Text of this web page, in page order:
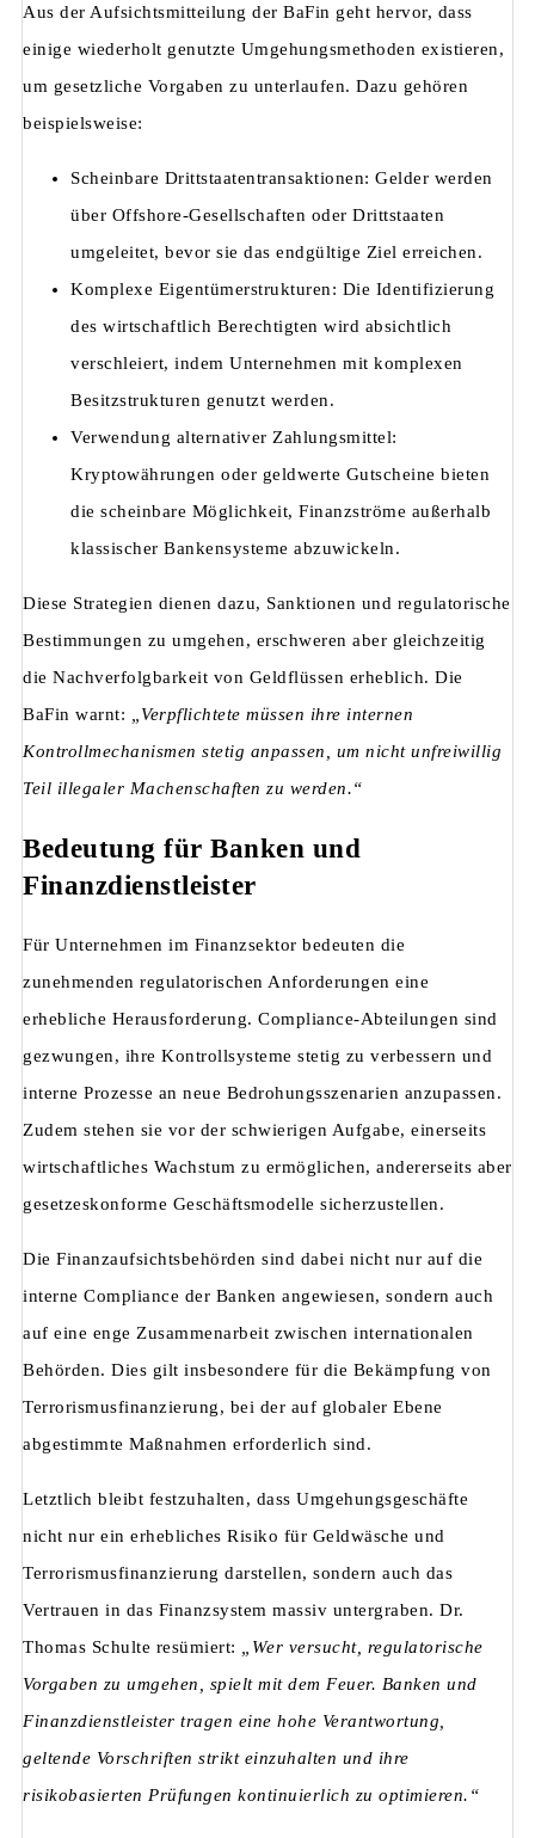
Aus der Aufsichtsmitteilung der BaFin geht hervor, dass
einige wiederholt genutzte Umgehungsmethoden existieren,
um gesetzliche Vorgaben zu unterlaufen. Dazu gehören
beispielsweise:
Scheinbare Drittstaatentransaktionen: Gelder werden
über Offshore-Gesellschaften oder Drittstaaten
umgeleitet, bevor sie das endgültige Ziel erreichen.
Komplexe Eigentümerstrukturen: Die Identifizierung
des wirtschaftlich Berechtigten wird absichtlich
verschleiert, indem Unternehmen mit komplexen
Besitzstrukturen genutzt werden.
Verwendung alternativer Zahlungsmittel:
Kryptowährungen oder geldwerte Gutscheine bieten
die scheinbare Möglichkeit, Finanzströme außerhalb
klassischer Bankensysteme abzuwickeln.
Diese Strategien dienen dazu, Sanktionen und regulatorische
Bestimmungen zu umgehen, erschweren aber gleichzeitig
die Nachverfolgbarkeit von Geldflüssen erheblich. Die
BaFin warnt: „Verpflichtete müssen ihre internen
Kontrollmechanismen stetig anpassen, um nicht unfreiwillig
Teil illegaler Machenschaften zu werden.“
Bedeutung für Banken und
Finanzdienstleister
Für Unternehmen im Finanzsektor bedeuten die
zunehmenden regulatorischen Anforderungen eine
erhebliche Herausforderung. Compliance-Abteilungen sind
gezwungen, ihre Kontrollsysteme stetig zu verbessern und
interne Prozesse an neue Bedrohungsszenarien anzupassen.
Zudem stehen sie vor der schwierigen Aufgabe, einerseits
wirtschaftliches Wachstum zu ermöglichen, andererseits aber
gesetzeskonforme Geschäftsmodelle sicherzustellen.
Die Finanzaufsichtsbehörden sind dabei nicht nur auf die
interne Compliance der Banken angewiesen, sondern auch
auf eine enge Zusammenarbeit zwischen internationalen
Behörden. Dies gilt insbesondere für die Bekämpfung von
Terrorismusfinanzierung, bei der auf globaler Ebene
abgestimmte Maßnahmen erforderlich sind.
Letztlich bleibt festzuhalten, dass Umgehungsgeschäfte
nicht nur ein erhebliches Risiko für Geldwäsche und
Terrorismusfinanzierung darstellen, sondern auch das
Vertrauen in das Finanzsystem massiv untergraben. Dr.
Thomas Schulte resümiert:
„Wer versucht, regulatorische
Vorgaben zu umgehen, spielt mit dem Feuer. Banken und
Finanzdienstleister tragen eine hohe Verantwortung,
geltende Vorschriften strikt einzuhalten und ihre
risikobasierten Prüfungen kontinuierlich zu optimieren.“